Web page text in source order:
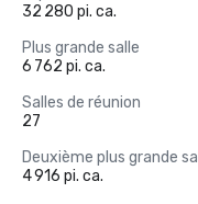
32 280 pi. ca.
Plus grande salle
6 762 pi. ca.
Salles de réunion
27
Deuxième plus grande
4 916 pi. ca.